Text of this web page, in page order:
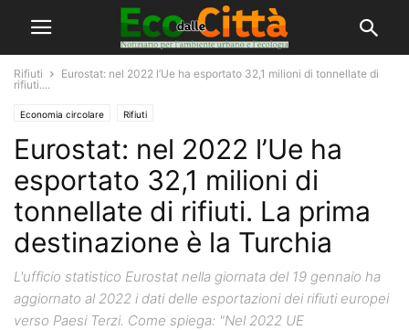
Rifiuti
Eurostat: nel 2022 l’Ue ha esportato 32,1 milioni di tonnellate di
rifiuti....
Economia circolare Rifiuti
Eurostat: nel 2022 l’Ue ha
esportato 32,1 milioni di
tonnellate di rifiuti. La prima
destinazione è la Turchia
L'ufficio statistico Eurostat nella giornata del 19 gennaio ha
aggiornato al 2022 i dati delle esportazioni dei rifiuti europei
verso Paesi Terzi. Come spiega: "Nel 2022 UE